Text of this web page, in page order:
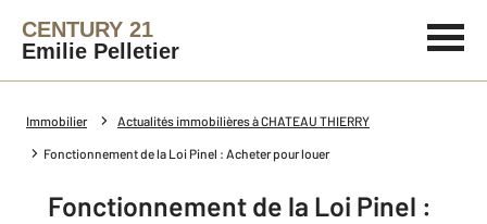
CENTURY 21
Emilie Pelletier
Immobilier Actualités immobilières à CHATEAU THIERRY
Fonctionnement de la Loi Pinel : Acheter pour louer
Fonctionnement de la Loi Pinel :